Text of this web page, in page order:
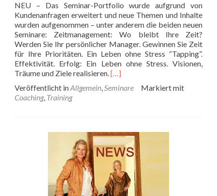
NEU – Das Seminar-Portfolio wurde aufgrund von
Kundenanfragen erweitert und neue Themen und Inhalte
wurden aufgenommen – unter anderem die beiden neuen
Seminare: Zeitmanagement: Wo bleibt Ihre Zeit?
Werden Sie Ihr persönlicher Manager. Gewinnen Sie Zeit
für Ihre Prioritäten. Ein Leben ohne Stress “Tapping”.
Effektivität. Erfolg: Ein Leben ohne Stress. Visionen,
Träume und Ziele realisieren.Read
about
wurde
aufgrund
von
Kundenanfragen
erweitert
[…]
Veröffentlicht inAllgemein,Seminare
Markiert mit
Coaching, Training